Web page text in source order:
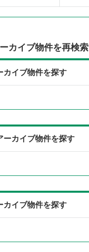
カイブ物件を再検索
カイブ物件を探す
ーカイブ物件を探す
カイブ物件を探す